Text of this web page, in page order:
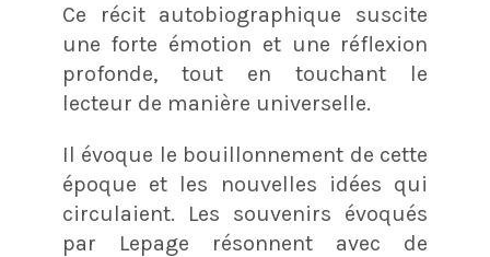
Ce récit autobiographique suscite
une forte émotion et une réflexion
profonde, tout en touchant le
lecteur de manière universelle.
Il évoque le bouillonnement de cette
époque et les nouvelles idées qui
circulaient. Les souvenirs évoqués
par Lepage résonnent avec de